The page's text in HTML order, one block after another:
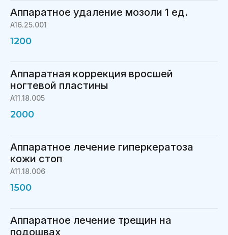
Аппаратное удаление мозоли 1 ед.
A16.25.001
1200
Аппаратная коррекция вросшей
ногтевой пластины
A11.18.005
2000
Аппаратное лечение гиперкератоза
кожи стоп
A11.18.006
1500
Аппаратное лечение трещин на
подошвах